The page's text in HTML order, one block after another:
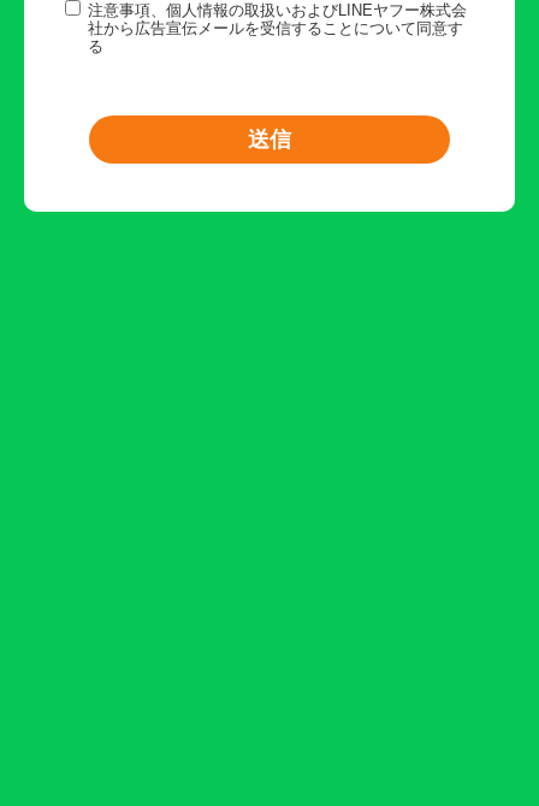
注意事項、個人情報の取扱いおよびLINEヤフー株式会
社から広告宣伝メールを受信することについて同意す
る
送信